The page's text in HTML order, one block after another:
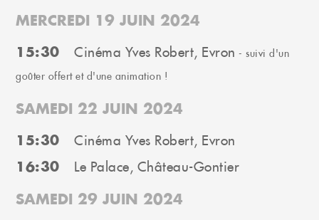
MERCREDI 19 JUIN 2024
15:30 Cinéma Yves Robert, Evron - suivi d'un
goûter offert et d'une animation !
SAMEDI 22 JUIN 2024
15:30 Cinéma Yves Robert, Evron
16:30 Le Palace, Château-Gontier
SAMEDI 29 JUIN 2024